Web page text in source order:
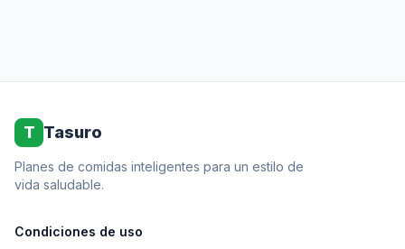
T Tasuro
Planes de comidas inteligentes para un estilo de
vida saludable.
Condiciones de uso